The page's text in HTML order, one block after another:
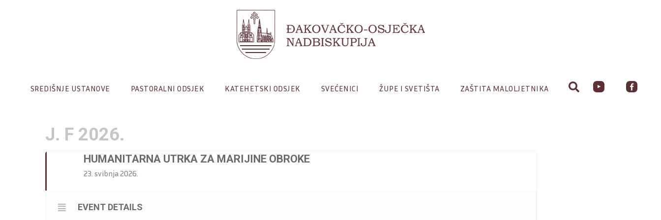
SREDIŠNJE USTANOVE PASTORALNI ODSJEK KATEHETSKI ODSJEK SVEĆENICI ŽUPE I SVETIŠTA ZAŠTITA MALOLJETNIKA
J. F 2026.
HUMANITARNA UTRKA ZA MARIJINE OBROKE
23. svibnja 2026.
EVENT DETAILS